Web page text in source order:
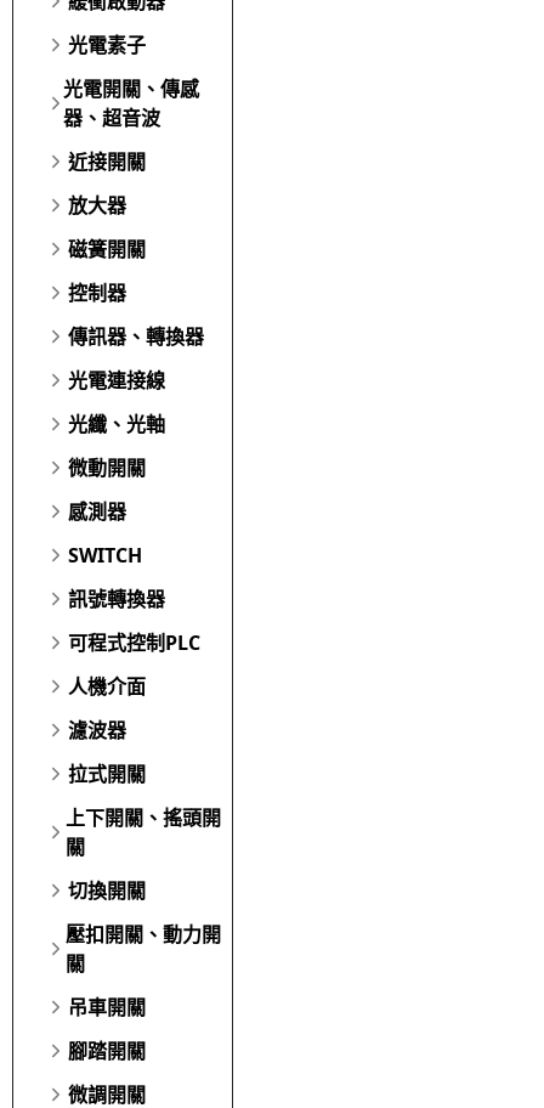
光電素子
光電開關、傳感
器、超音波
近接開關
放大器
磁簧開關
控制器
傳訊器、轉換器
光電連接線
光纖、光軸
微動開關
感測器
SWITCH
訊號轉換器
可程式控制PLC
人機介面
濾波器
拉式開關
上下開關、搖頭開
關
切換開關
壓扣開關、動力開
關
吊車開關
腳踏開關
微調開關